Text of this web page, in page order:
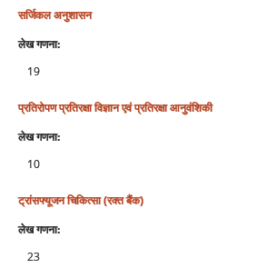
सर्जिकल अनुशासन
लेख गणना:
19
प्रतिरोपण प्रतिरक्षा विज्ञान एवं प्रतिरक्षा आनुवंशिकी
लेख गणना:
10
ट्रांसफ्यूजन चिकित्‍सा (रक्‍त बैंक)
लेख गणना:
23